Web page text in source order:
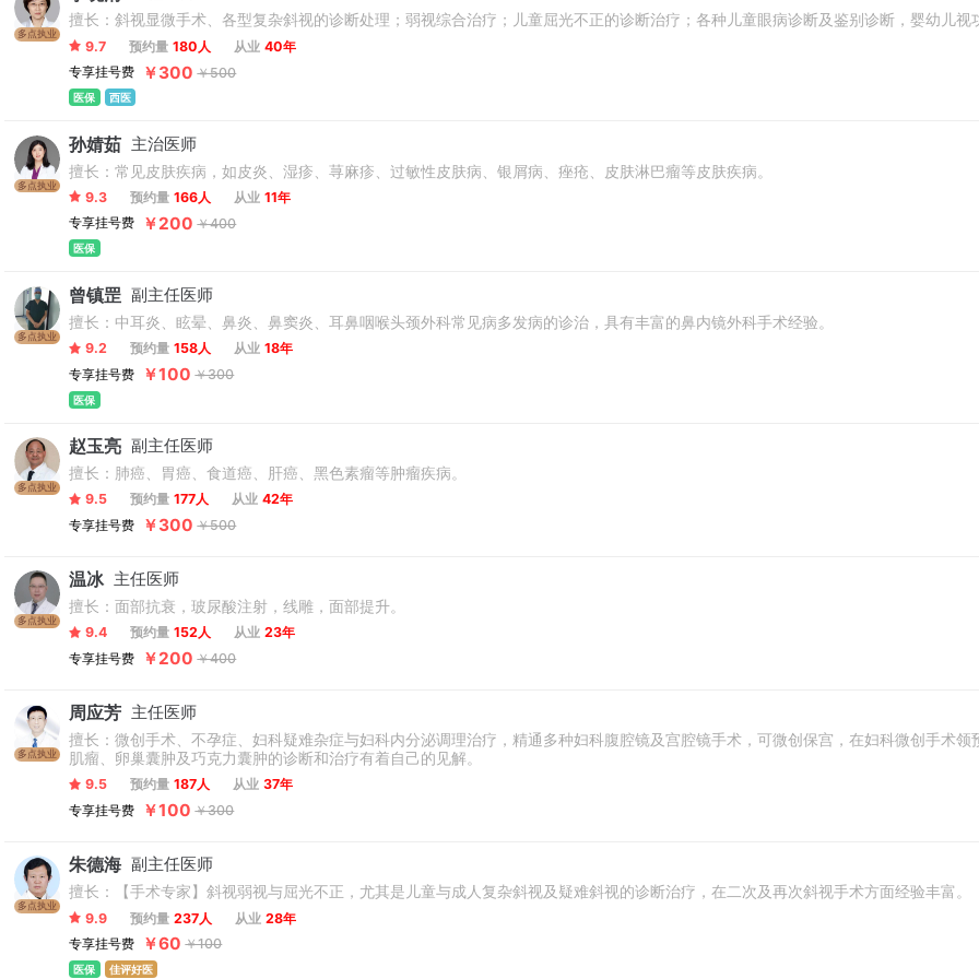
多点执业
擅长：斜视显微手术、各型复杂斜视的诊断处理；弱视综合治疗；儿童屈光不正的诊断治疗；各种儿童眼病诊断及鉴别诊断，婴幼儿视
9.7 预约量 180人 从业 40年
专享挂号费
￥300 ￥500
医保 西医
多点执业
孙婧茹 主治医师
擅长：常见皮肤疾病，如皮炎、湿疹、荨麻疹、过敏性皮肤病、银屑病、痤疮、皮肤淋巴瘤等皮肤疾病。
9.3 预约量 166人 从业 11年
专享挂号费
￥200 ￥400
医保
多点执业
曾镇罡 副主任医师
擅长：中耳炎、眩晕、鼻炎、鼻窦炎、耳鼻咽喉头颈外科常见病多发病的诊治，具有丰富的鼻内镜外科手术经验。
9.2 预约量 158人 从业 18年
专享挂号费
￥100 ￥300
医保
多点执业
赵玉亮 副主任医师
擅长：肺癌、胃癌、食道癌、肝癌、黑色素瘤等肿瘤疾病。
9.5 预约量 177人 从业 42年
专享挂号费
￥300 ￥500
多点执业
温冰 主任医师
擅长：面部抗衰，玻尿酸注射，线雕，面部提升。
9.4 预约量 152人 从业 23年
专享挂号费
￥200 ￥400
多点执业
周应芳 主任医师
擅长：微创手术、不孕症、妇科疑难杂症与妇科内分泌调理治疗，精通多种妇科腹腔镜及宫腔镜手术，可微创保宫，在妇科微创手术
肌瘤、卵巢囊肿及巧克力囊肿的诊断和治疗有着自己的见解。
9.5 预约量 187人 从业 37年
专享挂号费
￥100 ￥300
多点执业
朱德海 副主任医师
擅长：【手术专家】斜视弱视与屈光不正，尤其是儿童与成人复杂斜视及疑难斜视的诊断治疗，在二次及再次斜视手术方面经验丰富。
9.9 预约量 237人 从业 28年
专享挂号费
￥60 ￥100
医保 佳评好医